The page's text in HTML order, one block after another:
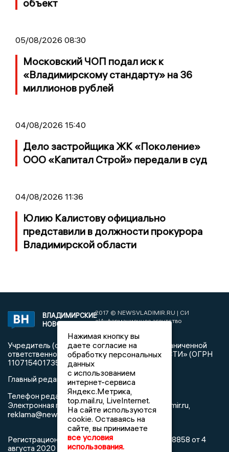
объект
05/08/2026 08:30
Московский ЧОП подал иск к
«Владимирскому стандарту» на 36
миллионов рублей
04/08/2026 15:40
Дело застройщика ЖК «Поколение»
ООО «Капитал Строй» передали в суд
04/08/2026 11:36
Юлию Калистову официально
представили в должности прокурора
Владимирской области
ВЛАДИМИРСКИЕ
НОВОСТИ
2017 © NEWSVLADIMIR.RU | СИ
«Информационное агентство
Учредитель (соучредители): Общество с ограниченной
ответственностью «РЕГИОНАЛЬНЫЕ НОВОСТИ» (ОГРН
1107154017354)
Главный редактор: Мазов С. А.
Телефон редакции:8 (4922) 666916
Электронная почта редакции:info@newsvladimir.ru
reklama@newsvladimir.ru
Регистрационный номер: серия Эл № ФС77-78858 от 4
августа 2020 г. согласно выписке из реестра
Нажимая кнопку вы
даете согласие на
обработку персональных
данных
с использованием
интернет-сервиса
Яндекс.Метрика,
top.mail.ru, LiveInternet.
На сайте используются
cookie. Оставаясь на
сайте, вы принимаете
все условия
использования.